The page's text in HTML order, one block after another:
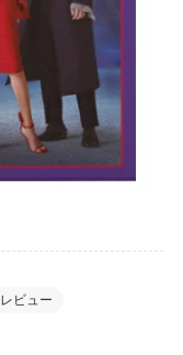
レビュー